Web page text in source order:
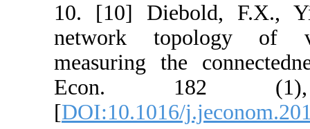
10. [10]
network
measuring
Econ.
[DOI:10.1016/